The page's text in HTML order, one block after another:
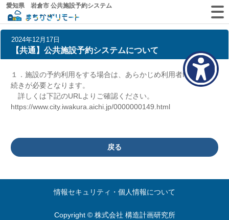
愛知県 岩倉市 公共施設予約システム
2024年12月17日
【共通】公共施設予約システムについて
１．施設の予約利用をする場合は、あらかじめ利用者IDの登録手
続きが必要となります。
詳しくは下記のURLよりご確認ください。
https://www.city.iwakura.aichi.jp/0000000149.html
戻る
情報セキュリティ・個人情報について
Copyright © 株式会社 構造計画研究所